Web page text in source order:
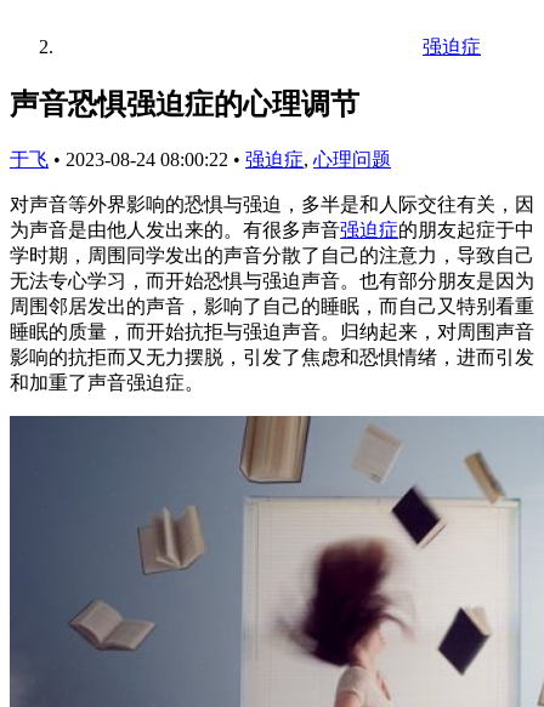
强迫症
声音恐惧强迫症的心理调节
于飞 • 2023-08-24 08:00:22 • 强迫症, 心理问题
对声音等外界影响的恐惧与强迫，多半是和人际交往有关，因
为声音是由他人发出来的。有很多声音强迫症的朋友起症于中
学时期，周围同学发出的声音分散了自己的注意力，导致自己
无法专心学习，而开始恐惧与强迫声音。也有部分朋友是因为
周围邻居发出的声音，影响了自己的睡眠，而自己又特别看重
睡眠的质量，而开始抗拒与强迫声音。归纳起来，对周围声音
影响的抗拒而又无力摆脱，引发了焦虑和恐惧情绪，进而引发
和加重了声音强迫症。